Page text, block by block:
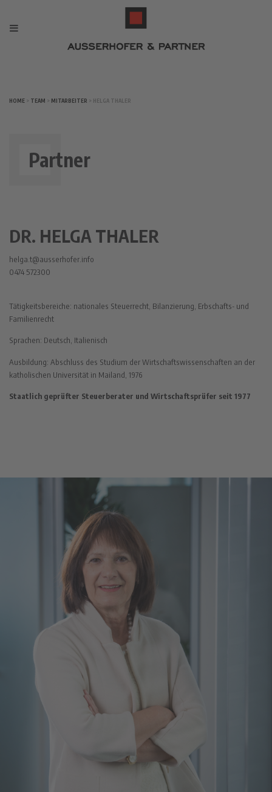
HOME > TEAM > MITARBEITER > HELGA THALER
Partner
DR. HELGA THALER
helga.t@ausserhofer.info
0474 572300
Tätigkeitsbereiche: nationales Steuerrecht, Bilanzierung, Erbschafts- und
Familienrecht
Sprachen: Deutsch, Italienisch
Ausbildung: Abschluss des Studium der Wirtschaftswissenschaften an der
katholischen Universität in Mailand, 1976
Staatlich geprüfter Steuerberater und Wirtschaftsprüfer seit 1977